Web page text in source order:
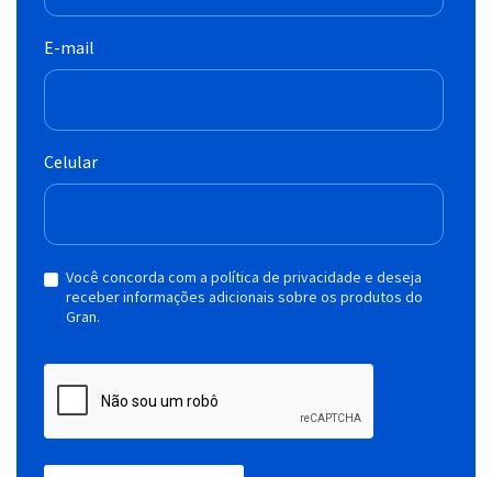
E-mail
Celular
Você concorda com a política de privacidade e deseja
receber informações adicionais sobre os produtos do
Gran.